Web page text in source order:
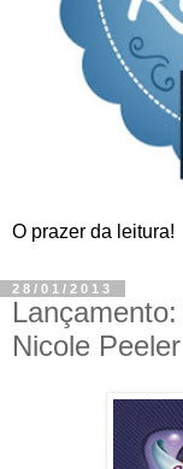
O prazer da leitura!
28/01/2013
Nicole